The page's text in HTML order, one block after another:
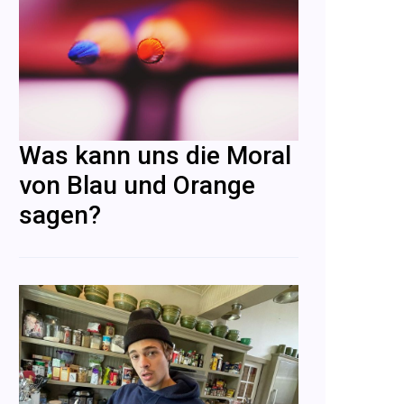
Was kann uns die Moral
von Blau und Orange
sagen?